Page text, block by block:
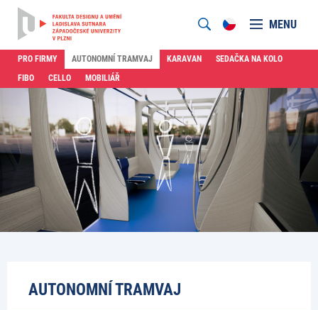
MENU
PRO FIRMY AUTONOMNÍ TRAMVAJ KARAVAN
SEDAČKA NA KOLO
FIBO
CELLO MOBILIÁŘ
AUTONOMNÍ TRAMVAJ